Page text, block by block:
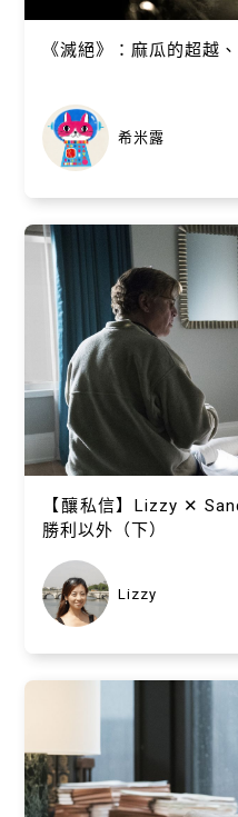
《滅絕》：麻瓜的超越
希米露
【​釀私信】Lizzy ✕
勝利以外（下）
Lizzy